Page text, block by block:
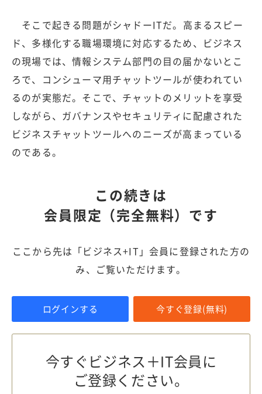
そこで起きる問題がシャドーITだ。高まるスピー
ド、多様化する職場環境に対応するため、ビジネス
の現場では、情報システム部門の目の届かないとこ
ろで、コンシューマ用チャットツールが使われてい
るのが実態だ。そこで、チャットのメリットを享受
しながら、ガバナンスやセキュリティに配慮された
ビジネスチャットツールへのニーズが高まっている
のである。
この続きは
会員限定（完全無料）です
ここから先は「ビジネス+IT」会員に登録された方の
み、ご覧いただけます。
ログインする 今すぐ登録(無料)
今すぐビジネス＋IT会員に
ご登録ください。